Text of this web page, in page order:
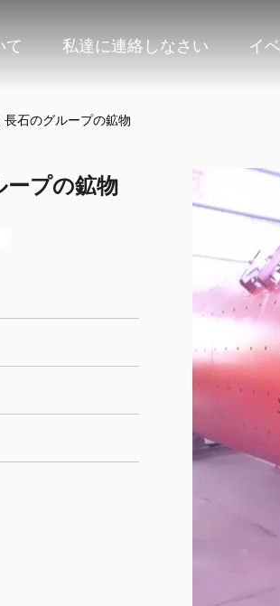
て 私達に連絡しなさい イ
石のグループの鉱物
ープの鉱物